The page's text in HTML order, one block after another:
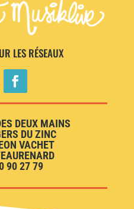
LES RÉSEAUX
DEUX MAINS
DU ZINC
VACHET
90 27 79